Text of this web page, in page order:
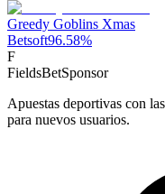
Greedy Goblins Xmas
Betsoft96.58%
F
FieldsBetSponsor
Apuestas deportivas con
para nuevos usuarios.